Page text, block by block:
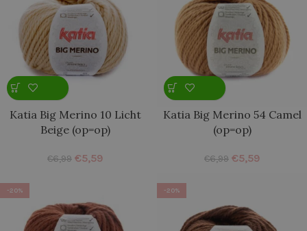
Katia Big Merino 10 Licht
Beige (op=op)
€6,99 €5,59
Katia Big Merino 54 Camel
(op=op)
€6,99 €5,59
-20% -20%